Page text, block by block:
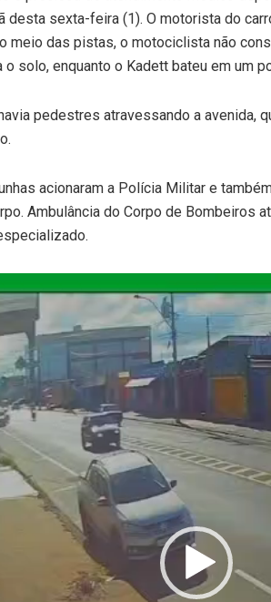
desta sexta-feira (1). O motorista do
meio das pistas, o motociclista não
solo, enquanto o Kadett bateu em um
pedestres atravessando a avenida,
acionaram a Polícia Militar e
Ambulância do Corpo de Bombeiros